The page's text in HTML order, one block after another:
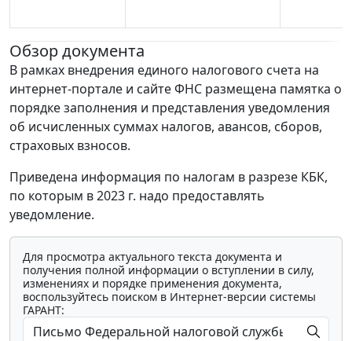
Обзор документа
В рамках внедрения единого налогового счета на
интернет-портале и сайте ФНС размещена памятка о
порядке заполнения и представления уведомления
об исчисленных суммах налогов, авансов, сборов,
страховых взносов.
Приведена информация по налогам в разрезе КБК,
по которым в 2023 г. надо предоставлять
уведомление.
Для просмотра актуального текста документа и
получения полной информации о вступлении в силу,
изменениях и порядке применения документа,
воспользуйтесь поиском в Интернет-версии системы
ГАРАНТ: